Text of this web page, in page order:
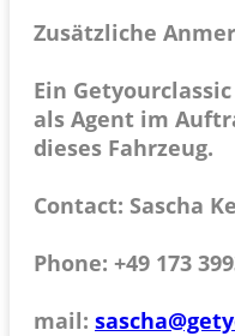
Zusätzliche
Ein
als Agent im
dieses Fahrzeug.
Contact: Sascha
Phone: +49 173
mail: